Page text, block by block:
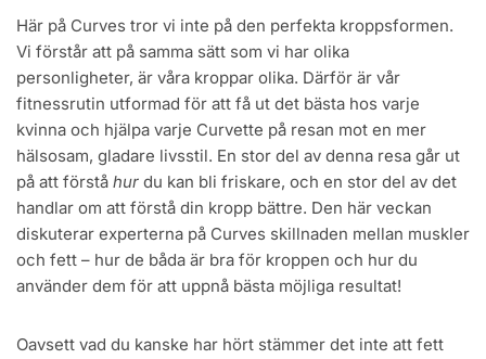
Här på Curves tror vi inte på den perfekta kroppsformen.
Vi förstår att på samma sätt som vi har olika
personligheter, är våra kroppar olika. Därför är vår
fitnessrutin utformad för att få ut det bästa hos varje
kvinna och hjälpa varje Curvette på resan mot en mer
hälsosam, gladare livsstil. En stor del av denna resa går ut
på att förstå hur du kan bli friskare, och en stor del av det
handlar om att förstå din kropp bättre. Den här veckan
diskuterar experterna på Curves skillnaden mellan muskler
och fett – hur de båda är bra för kroppen och hur du
använder dem för att uppnå bästa möjliga resultat!
Oavsett vad du kanske har hört stämmer det inte att fett